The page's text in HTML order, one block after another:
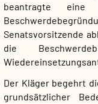
beantragte eine
Senatsvorsitzende
die
Der Kläger begehrt
grundsätzlicher